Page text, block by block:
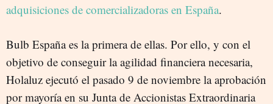
adquisiciones de comercializadoras en España.
Bulb España es la primera de ellas. Por ello, y con el
objetivo de conseguir la agilidad financiera necesaria,
Holaluz ejecutó el pasado 9 de noviembre la aprobación
por mayoría en su Junta de Accionistas Extraordinaria